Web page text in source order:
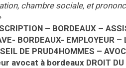
chambre sociale, et
– BORDEAUX –
BORDEAUX- EMPLOYEUR
DE PRUD4HOMMES –
avocat à bordeaux DROIT DU